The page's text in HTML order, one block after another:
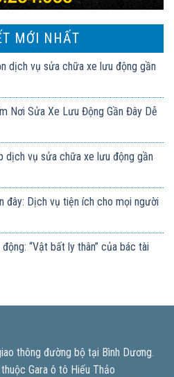
MỚI NHẤT
dịch vụ sửa chữa xe lưu động gần
Nơi Sửa Xe Lưu Động Gần Đây Dễ
dịch vụ sửa chữa xe lưu động gần
đây: Dịch vụ tiện ích cho mọi người
“Vật bất ly thân” của bác tài
thông đường bộ tại Bình Dương.
Gara ô tô Hiếu Thảo